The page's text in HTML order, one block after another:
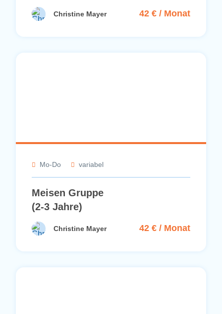
Christine Mayer 42 € / Monat
Mo-Do variabel
Meisen Gruppe
(2-3 Jahre)
Christine Mayer 42 € / Monat